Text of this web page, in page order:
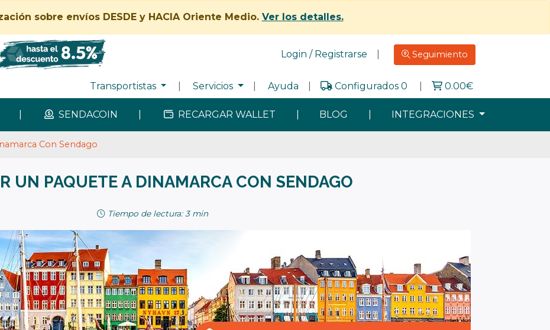
sobre envíos DESDE y HACIA Oriente Medio. Ver los detalles.
Login / Registrarse Seguimiento
Transportistas Servicios Ayuda Configurados 0 0.00€
SENDACOIN RECARGAR WALLET BLOG INTEGRACIONES
Con Sendago
UN PAQUETE A DINAMARCA CON SENDAGO
Tiempo de lectura: 3 min